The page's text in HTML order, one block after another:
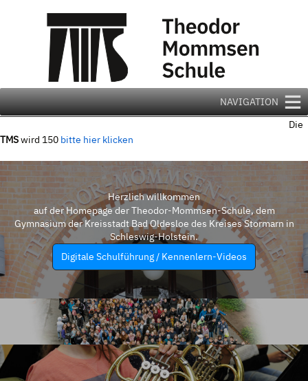
NAVIGATION
Die
TMSwird 150 bitte hier klicken
Herzlich willkommen
auf der Homepage der Theodor-Mommsen-Schule, dem
Gymnasium der Kreisstadt Bad Oldesloe des Kreises Stormarn in
Schleswig-Holstein.
Digitale Schulführung / Kennenlern-Videos